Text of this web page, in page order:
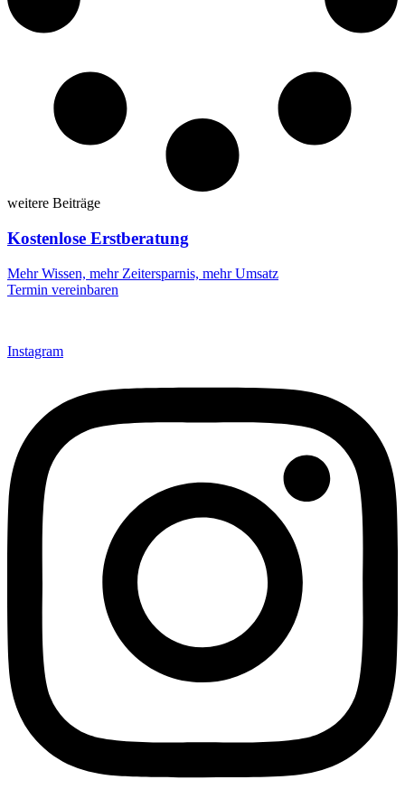
weitere Beiträge
Kostenlose Erstberatung
Mehr Wissen, mehr Zeitersparnis, mehr Umsatz
Termin vereinbaren
Instagram